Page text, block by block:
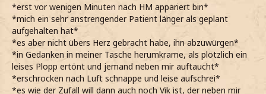
*erst vor wenigen Minuten nach HM appariert bin*
*mich ein sehr anstrengender Patient länger als geplant
aufgehalten hat*
*es aber nicht übers Herz gebracht habe, ihn abzuwürgen*
*in Gedanken in meiner Tasche herumkrame, als plötzlich ein
leises Plopp ertönt und jemand neben mir auftaucht*
*erschrocken nach Luft schnappe und leise aufschrei*
*es wie der Zufall will dann auch noch Vik ist, der neben mir